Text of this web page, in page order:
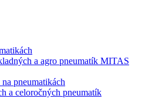
a agro pneumatík MITAS
pneumatikách
a celoročných pneumatík